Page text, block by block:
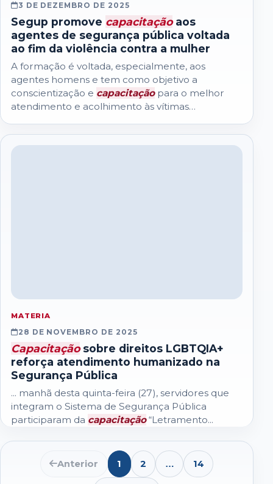
3 DE DEZEMBRO DE 2025
Segup promove capacitaçãoaos
agentes de segurança pública voltada
ao fim da violência contra a mulher
A formação é voltada, especialmente, aos
agentes homens e tem como objetivo a
conscientização e capacitaçãopara o melhor
atendimento e acolhimento às vítimas
Defesa Social...
MATERIA
28 DE NOVEMBRO DE 2025
Capacitaçãosobre direitos LGBTQIA+
reforça atendimento humanizado na
Segurança Pública
... manhã desta quinta-feira (27), servidores que
integram o Sistema de Segurança Pública
participaram da capacitação“Letramento...
Anterior 1 2 …Abrir
lista
14